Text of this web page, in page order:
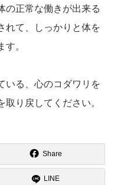
の正常な働きが出来る
れて、しっかりと体を
。
いる、心のコダワリを
り戻してください。
Share
LINE